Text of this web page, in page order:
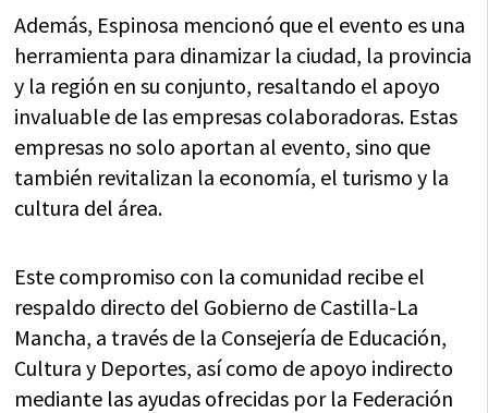
Además, Espinosa mencionó que el evento es una
herramienta para dinamizar la ciudad, la provincia
y la región en su conjunto, resaltando el apoyo
invaluable de las empresas colaboradoras. Estas
empresas no solo aportan al evento, sino que
también revitalizan la economía, el turismo y la
cultura del área.
Este compromiso con la comunidad recibe el
respaldo directo del Gobierno de Castilla-La
Mancha, a través de la Consejería de Educación,
Cultura y Deportes, así como de apoyo indirecto
mediante las ayudas ofrecidas por la Federación